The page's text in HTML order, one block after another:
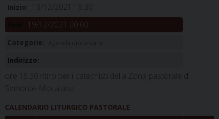
Inizio: 19/12/2021 15:30
19/12/2021 00:00
Categorie:
Indirizzo:
ore 15.30 ritiro per i catechisti della Zona pastorale di
Semonte-Mocaiana
CALENDARIO LITURGICO PASTORALE